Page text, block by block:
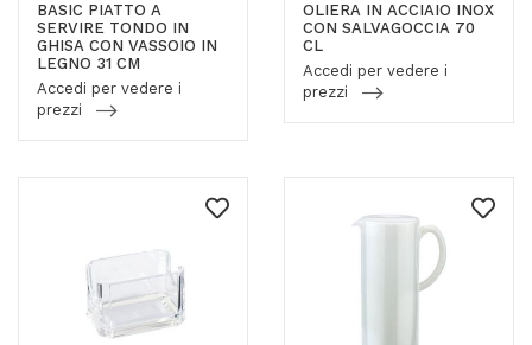
BASIC PIATTO A
SERVIRE TONDO IN
GHISA CON VASSOIO IN
LEGNO 31 CM
Accedi per vedere i
prezzi
OLIERA IN ACCIAIO INOX
CON SALVAGOCCIA 70
CL
Accedi per vedere i
prezzi